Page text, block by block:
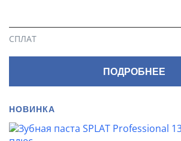
СПЛАТ
ПОДРОБНЕЕ
НОВИНКА